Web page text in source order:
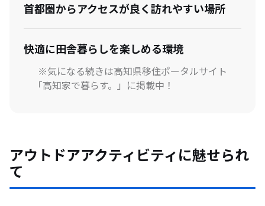
首都圏からアクセスが良く訪れやすい場所
快適に田舎暮らしを楽しめる環境
※気になる続きは高知県移住ポータルサイト
「高知家で暮らす。」に掲載中！
アウトドアアクティビティに魅せられ
て